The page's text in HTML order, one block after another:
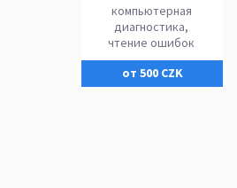
компьютерная
диагностика,
чтение ошибок
от 500 CZK